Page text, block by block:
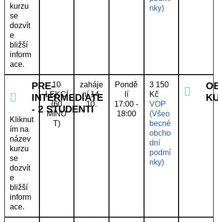
kurzu
se
dozvít
e
bližší
inform
ace.
nky)
PRE-
INTERMEDIATE
- 2 STUDENTI
Kliknut
ím na
název
kurzu
se
dozvít
e
bližší
inform
ace.
10
LEKCÍ
(60
MINU
T)
zaháje
ní 14.
10.
Pondě
lí
17:00 -
18:00
3 150
Kč
VOP
(Všeo
becné
obcho
dní
podmí
nky)